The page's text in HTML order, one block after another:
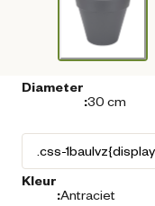
Diameter
:30 cm
Kleur
:Antraciet